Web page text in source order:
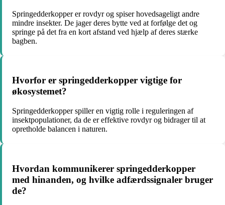
Springedderkopper er rovdyr og spiser hovedsageligt andre
mindre insekter. De jager deres bytte ved at forfølge det og
springe på det fra en kort afstand ved hjælp af deres stærke
bagben.
Hvorfor er springedderkopper vigtige for
økosystemet?
Springedderkopper spiller en vigtig rolle i reguleringen af
insektpopulationer, da de er effektive rovdyr og bidrager til at
opretholde balancen i naturen.
Hvordan kommunikerer springedderkopper
med hinanden, og hvilke adfærdssignaler bruger
de?